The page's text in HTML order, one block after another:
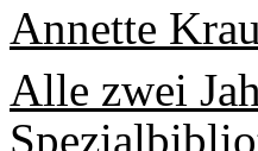
Annette
Alle zwei